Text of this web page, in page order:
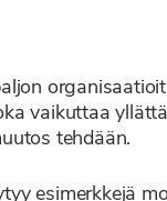
vaikuttaa
tehdään.
esimerkkejä